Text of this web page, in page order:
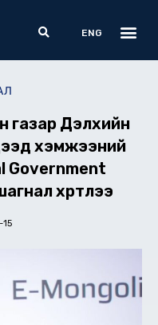
Search
ENG
газар Дэлхийн
хэмжээний
Government
хүртлээ